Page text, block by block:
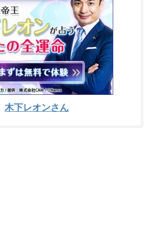
木下レオンさん